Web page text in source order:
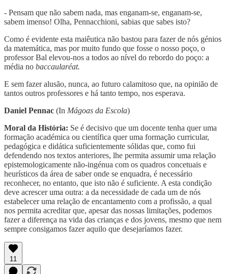
- Pensam que não sabem nada, mas enganam-se, enganam-se,
sabem imenso! Olha, Pennacchioni, sabias que sabes isto?
Como é evidente esta maiêutica não bastou para fazer de nós génios
da matemática, mas por muito fundo que fosse o nosso poço, o
professor Bal elevou-nos a todos ao nível do rebordo do poço: a
média no baccaularéat.
E sem fazer alusão, nunca, ao futuro calamitoso que, na opinião de
tantos outros professores e há tanto tempo, nos esperava.
Daniel Pennac (In Mágoas da Escola)
Moral da História: Se é decisivo que um docente tenha quer uma
formação académica ou científica quer uma formação curricular,
pedagógica e didática suficientemente sólidas que, como fui
defendendo nos textos anteriores, lhe permita assumir uma relação
epistemologicamente não-ingénua com os quadros concetuais e
heurísticos da área de saber onde se enquadra, é necessário
reconhecer, no entanto, que isto não é suficiente. A esta condição
deve acrescer uma outra: a da necessidade de cada um de nós
estabelecer uma relação de encantamento com a profissão, a qual
nos permita acreditar que, apesar das nossas limitações, podemos
fazer a diferença na vida das crianças e dos jovens, mesmo que nem
sempre consigamos fazer aquilo que desejaríamos fazer.
11